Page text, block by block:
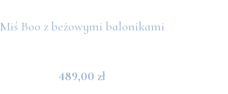
Miś Boo z beżowymi balonikami
489,00 zł